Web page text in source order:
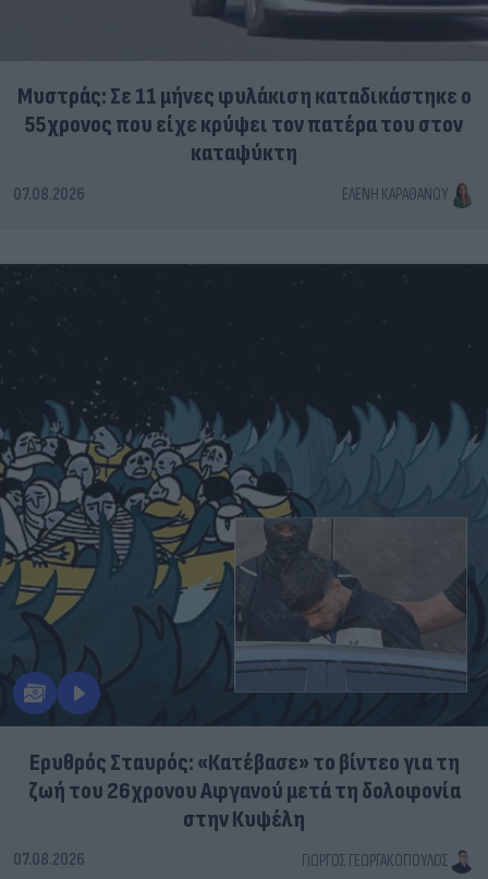
Μυστράς: Σε 11 μήνες φυλάκιση καταδικάστηκε ο
55χρονος που είχε κρύψει τον πατέρα του στον
καταψύκτη
07.08.2026 ΕΛΈΝΗ ΚΑΡΑΘΆΝΟΥ
Ερυθρός Σταυρός: «Κατέβασε» το βίντεο για τη
ζωή του 26χρονου Αφγανού μετά τη δολοφονία
στην Κυψέλη
07.08.2026 ΓΙΏΡΓΟΣ ΓΕΩΡΓΑΚΌΠΟΥΛΟΣ